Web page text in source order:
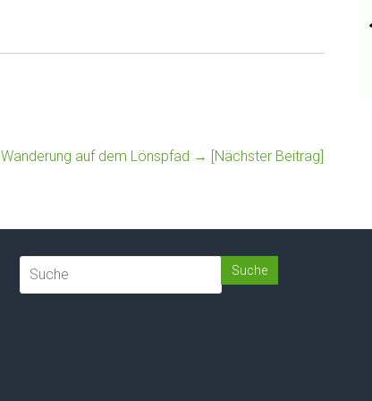
Wanderung auf dem Lönspfad → [Nächster Beitrag]